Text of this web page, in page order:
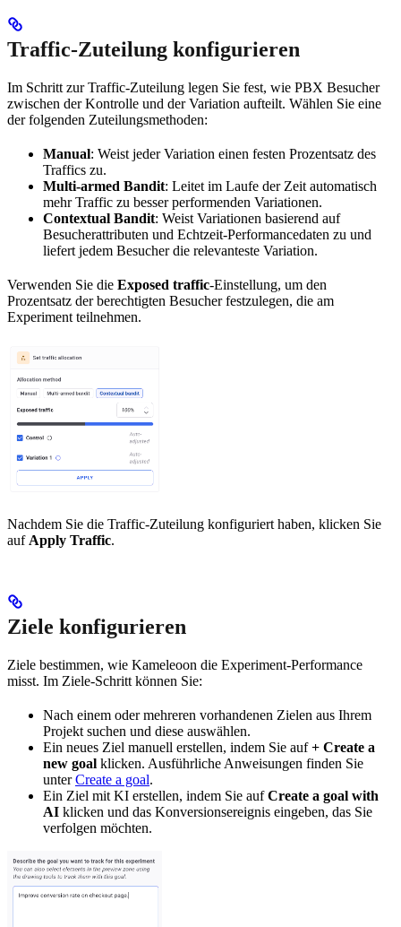
Traffic-Zuteilung konfigurieren
Im Schritt zur Traffic-Zuteilung legen Sie fest, wie PBX Besucher
zwischen der Kontrolle und der Variation aufteilt. Wählen Sie eine
der folgenden Zuteilungsmethoden:
Manual: Weist jeder Variation einen festen Prozentsatz des
Traffics zu.
Multi-armed Bandit: Leitet im Laufe der Zeit automatisch
mehr Traffic zu besser performenden Variationen.
Contextual Bandit: Weist Variationen basierend auf
Besucherattributen und Echtzeit-Performancedaten zu und
liefert jedem Besucher die relevanteste Variation.
Verwenden Sie die Exposed traffic-Einstellung, um den
Prozentsatz der berechtigten Besucher festzulegen, die am
Experiment teilnehmen.
Nachdem Sie die Traffic-Zuteilung konfiguriert haben, klicken Sie
auf Apply Traffic.
Ziele konfigurieren
Ziele bestimmen, wie Kameleoon die Experiment-Performance
misst. Im Ziele-Schritt können Sie:
Nach einem oder mehreren vorhandenen Zielen aus Ihrem
Projekt suchen und diese auswählen.
Ein neues Ziel manuell erstellen, indem Sie auf+ Create a
new goal klicken. Ausführliche Anweisungen finden Sie
unterCreate a goal.
Ein Ziel mit KI erstellen, indem Sie aufCreate a goal with
AI klicken und das Konversionsereignis eingeben, das Sie
verfolgen möchten.